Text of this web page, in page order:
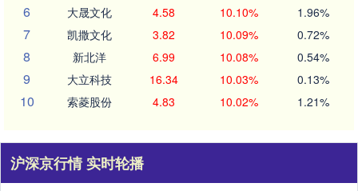
6 大晟文化 4.58 10.10% 1.96%
7 凯撒文化 3.82 10.09% 0.72%
8 新北洋 6.99 10.08% 0.54%
9 大立科技 16.34 10.03% 0.13%
10 索菱股份 4.83 10.02% 1.21%
沪深京行情 实时轮播